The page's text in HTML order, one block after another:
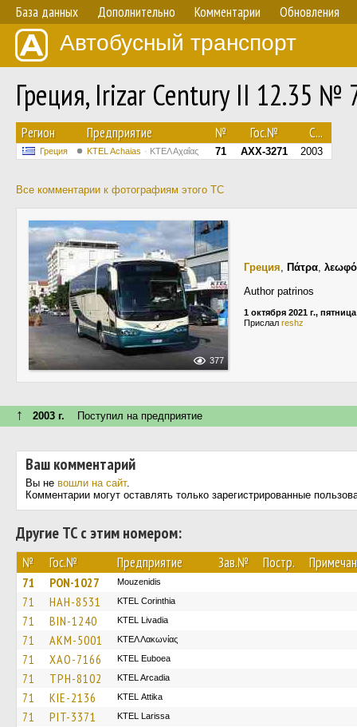
База данных Дополнительно Комментарии Обновления
Автобусный транспорт
Греция, Irizar Century II 12.35 №
Регион Предприятие № Гос.№ С...
Греция KTEL Achaias ΚΤΕΛ Αχαΐας 71 AXX-3271 2003
Все комментарии к фотографиям этого ТС
377
Греция, Πάτρα,
Author patrinos
1 октября 2021 г., пятница
Прислал reshz
↑ 2003 г. Поступил на предприятие
Ваш комментарий
Вы не вошли на сайт.
Комментарии могут оставлять только зарегистрированные
Другие ТС с этим номером:
№ Гос.№ Предприятие Зав.№ Постр.
71 PON-1027 Mouzenidis
71 HAH-8531 KTEL Corinthia
71 BIN-1240 KTEL Livadia
71 AKM-5001 ΚΤΕΛ Λακωνίας
71 XAO-7166 ΚΤΕL Euboea
71 TPH-8102 KTEL Arcadia
71 KIE-2136 KΤΕL Αttika
71 PIT-3371 KTEL Larissa